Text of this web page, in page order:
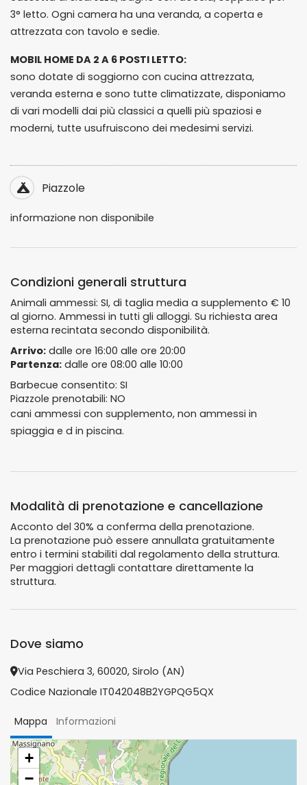
3° letto. Ogni camera ha una veranda, a coperta e
attrezzata con tavolo e sedie.
MOBIL HOME DA 2 A 6 POSTI LETTO:
sono dotate di soggiorno con cucina attrezzata,
veranda esterna e sono tutte climatizzate, disponiamo
di vari modelli dai più classici a quelli più spaziosi e
moderni, tutte usufruiscono dei medesimi servizi.
Piazzole
informazione non disponibile
Condizioni generali struttura
Animali ammessi: SI, di taglia media a supplemento € 10
al giorno. Ammessi in tutti gli alloggi. Su richiesta area
esterna recintata secondo disponibilità.
Arrivo: dalle ore 16:00 alle ore 20:00
Partenza: dalle ore 08:00 alle 10:00
Barbecue consentito: SI
Piazzole prenotabili: NO
cani ammessi con supplemento, non ammessi in
spiaggia e d in piscina.
Modalità di prenotazione e cancellazione
Acconto del 30% a conferma della prenotazione.
La prenotazione può essere annullata gratuitamente
entro i termini stabiliti dal regolamento della struttura.
Per maggiori dettagli contattare direttamente la
struttura.
Dove siamo
Via Peschiera 3, 60020, Sirolo (AN)
Codice Nazionale IT042048B2YGPQG5QX
Mappa Informazioni
+
−